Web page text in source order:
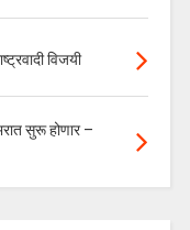
विजयी
सुरू होणार –